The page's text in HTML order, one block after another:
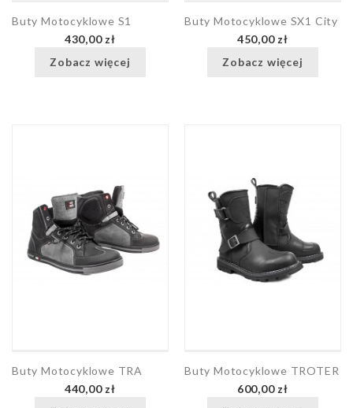
Buty Motocyklowe S1
430,00 zł
Zobacz więcej
Buty Motocyklowe SX1 City
450,00 zł
Zobacz więcej
Buty Motocyklowe TRA
440,00 zł
Buty Motocyklowe TROTER
600,00 zł